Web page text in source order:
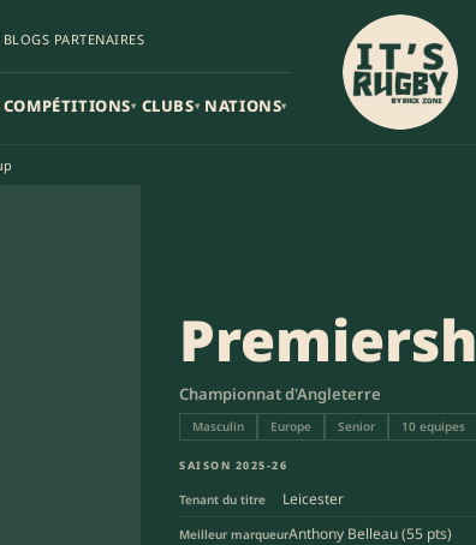
BLOGS PARTENAIRES
COMPÉTITIONS▾ CLUBS▾ NATIONS▾
Championnat d'Angleterre
Masculin Europe Senior 10 equipes
SAISON 2025-26
Tenant du titre Leicester
Meilleur marqueurAnthony Belleau (55 pts)